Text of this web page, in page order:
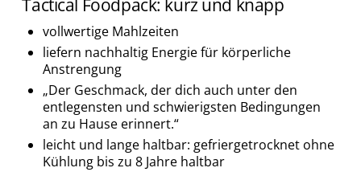
Tactical Foodpack: kurz und knapp
vollwertige Mahlzeiten
liefern nachhaltig Energie für körperliche
Anstrengung
„Der Geschmack, der dich auch unter den
entlegensten und schwierigsten Bedingungen
an zu Hause erinnert.“
leicht und lange haltbar: gefriergetrocknet ohne
Kühlung bis zu 8 Jahre haltbar